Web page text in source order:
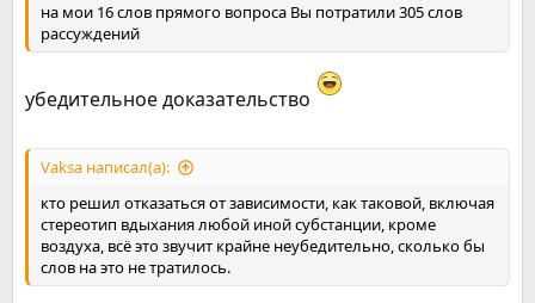
на мои 16 слов прямого вопроса Вы потратили 305 слов
рассуждений
убедительное доказательство
Vaksa написал(а):
кто решил отказаться от зависимости, как таковой, включая
стереотип вдыхания любой иной субстанции, кроме
воздуха, всё это звучит крайне неубедительно, сколько бы
слов на это не тратилось.